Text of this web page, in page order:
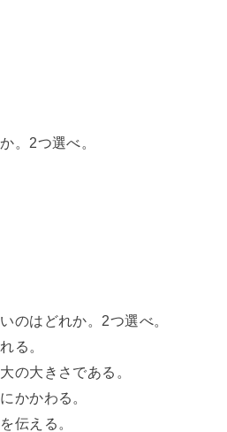
。2つ選べ。
はどれか。2つ選べ。
る。
の大きさである。
かかわる。
伝える。